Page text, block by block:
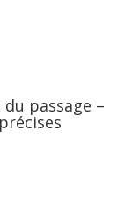
passage –